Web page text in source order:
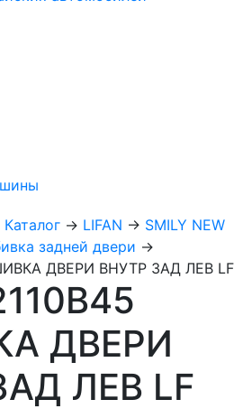
Каталог → LIFAN → SMILY NEW
задней двери →
ДВЕРИ ВНУТР ЗАД ЛЕВ LF
ДВЕРИ
ЛЕВ LF